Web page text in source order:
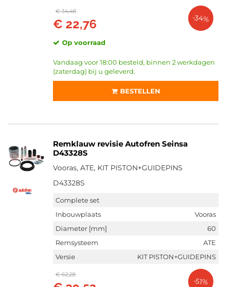
€ 34,48
€ 22,76 -34%
Op voorraad
Vandaag voor 18:00 besteld, binnen 2 werkdagen
(zaterdag) bij u geleverd.
BESTELLEN
Remklauw revisie Autofren Seinsa
D43328S
Vooras, ATE, KIT PISTON+GUIDEPINS
D43328S
Complete set
Inbouwplaats
Vooras
Diameter [mm]
60
Remsysteem
ATE
Versie
KIT PISTON+GUIDEPINS
€ 62,28
-51%